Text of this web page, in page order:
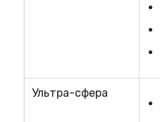
Ультра-сфера